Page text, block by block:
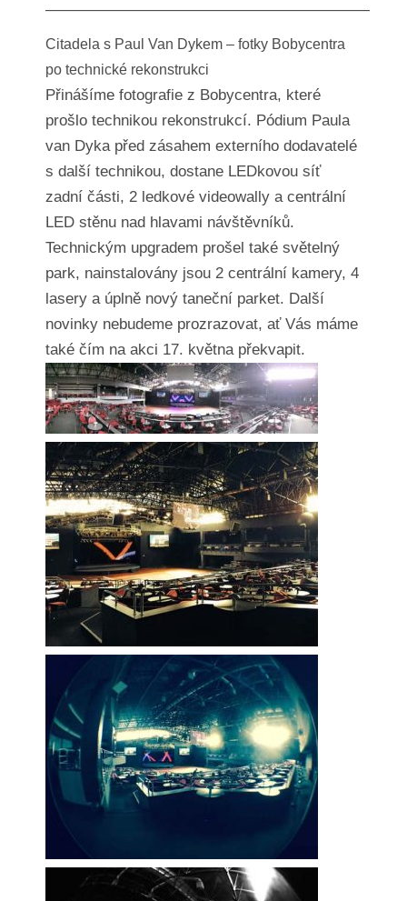
—————————————————————
Citadela s Paul Van Dykem – fotky Bobycentra
po technické rekonstrukci
Přinášíme fotografie z Bobycentra, které
prošlo technikou rekonstrukcí. Pódium Paula
van Dyka před zásahem externího dodavatelé
s další technikou, dostane LEDkovou síť
zadní části, 2 ledkové videowally a centrální
LED stěnu nad hlavami návštěvníků.
Technickým upgradem prošel také světelný
park, nainstalovány jsou 2 centrální kamery, 4
lasery a úplně nový taneční parket. Další
novinky nebudeme prozrazovat, ať Vás máme
také čím na akci 17. května překvapit.